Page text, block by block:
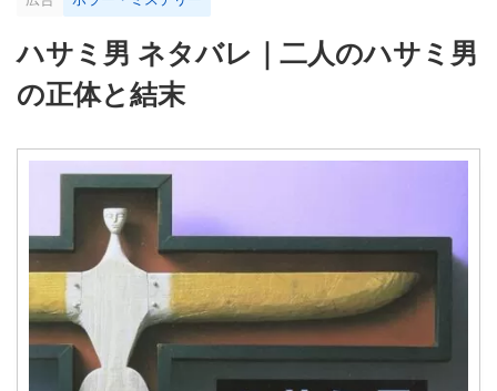
ハサミ男 ネタバレ｜二人のハサミ男
の正体と結末